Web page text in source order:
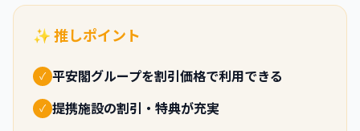
✨ 推しポイント
✓ 平安閣グループを割引価格で利用できる
✓ 提携施設の割引・特典が充実